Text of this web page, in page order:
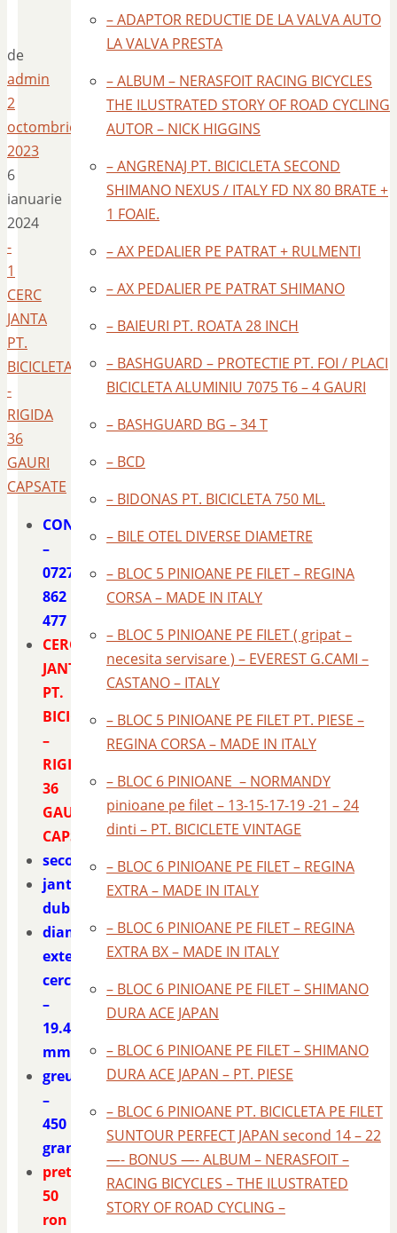
de
admin
2
octombrie
2023
6
ianuarie
2024
-
1
CERC
JANTA
PT.
BICICLETA
-
RIGIDA
36
GAURI
CAPSATE
CONTACT
–
0727
862
477
CERC
JANTA
PT.
BICICLETA
–
RIGIDA
36
GAURI
CAPSATE
second
janta
dubla
diametru
exterior
cerc
–
19.40
mm.
greutate
–
450
grame
pret
50
ron
– ADAPTOR REDUCTIE DE LA VALVA AUTO
LA VALVA PRESTA
– ALBUM – NERASFOIT RACING BICYCLES
THE ILUSTRATED STORY OF ROAD CYCLING
AUTOR – NICK HIGGINS
– ANGRENAJ PT. BICICLETA SECOND
SHIMANO NEXUS / ITALY FD NX 80 BRATE +
1 FOAIE.
– AX PEDALIER PE PATRAT + RULMENTI
– AX PEDALIER PE PATRAT SHIMANO
– BAIEURI PT. ROATA 28 INCH
– BASHGUARD – PROTECTIE PT. FOI / PLACI
BICICLETA ALUMINIU 7075 T6 – 4 GAURI
– BASHGUARD BG – 34 T
– BCD
– BIDONAS PT. BICICLETA 750 ML.
– BILE OTEL DIVERSE DIAMETRE
– BLOC 5 PINIOANE PE FILET – REGINA
CORSA – MADE IN ITALY
– BLOC 5 PINIOANE PE FILET ( gripat –
necesita servisare ) – EVEREST G.CAMI –
CASTANO – ITALY
– BLOC 5 PINIOANE PE FILET PT. PIESE –
REGINA CORSA – MADE IN ITALY
– BLOC 6 PINIOANE – NORMANDY
pinioane pe filet – 13-15-17-19 -21 – 24
dinti – PT. BICICLETE VINTAGE
– BLOC 6 PINIOANE PE FILET – REGINA
EXTRA – MADE IN ITALY
– BLOC 6 PINIOANE PE FILET – REGINA
EXTRA BX – MADE IN ITALY
– BLOC 6 PINIOANE PE FILET – SHIMANO
DURA ACE JAPAN
– BLOC 6 PINIOANE PE FILET – SHIMANO
DURA ACE JAPAN – PT. PIESE
– BLOC 6 PINIOANE PT. BICICLETA PE FILET
SUNTOUR PERFECT JAPAN second 14 – 22
—- BONUS —- ALBUM – NERASFOIT –
RACING BICYCLES – THE ILUSTRATED
STORY OF ROAD CYCLING –